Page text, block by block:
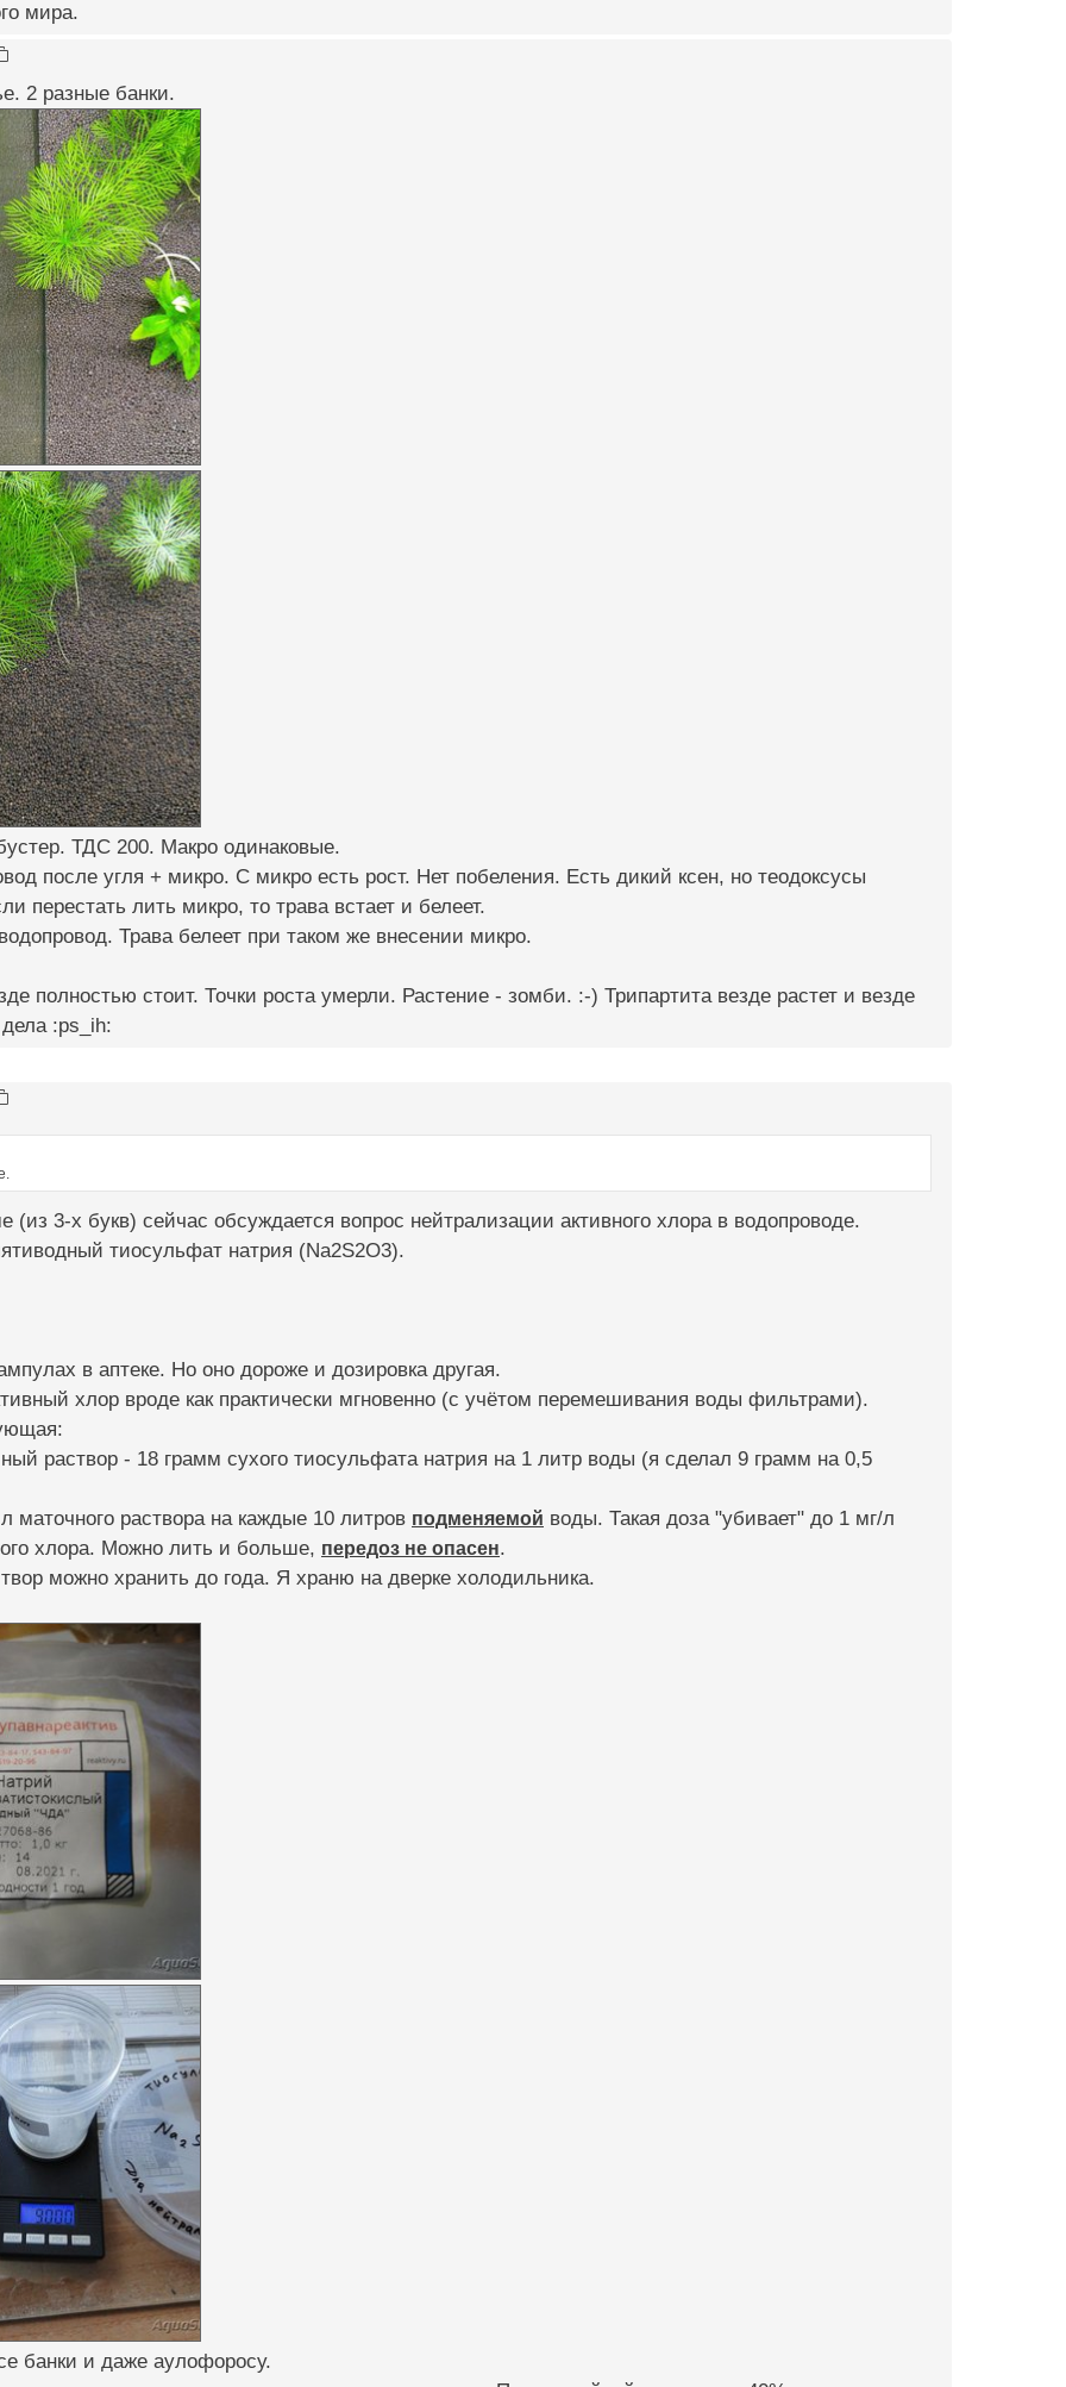
мира.
2 разные банки.
ТДС 200. Макро одинаковые.
после угля + микро. С микро есть рост. Нет побеления. Есть дикий ксен, но теодоксусы
перестать лить микро, то трава встает и белеет.
Трава белеет при таком же внесении микро.
полностью стоит. Точки роста умерли. Растение - зомби. :-) Трипартита везде растет и везде
:ps_ih:
3-х букв) сейчас обсуждается вопрос нейтрализации активного хлора в водопроводе.
тиосульфат натрия (Na2S2O3).
в аптеке. Но оно дороже и дозировка другая.
хлор вроде как практически мгновенно (с учётом перемешивания воды фильтрами).
раствор - 18 грамм сухого тиосульфата натрия на 1 литр воды (я сделал 9 грамм на 0,5
маточного раствора на каждые 10 литров подменяемой воды. Такая доза "убивает" до 1 мг/л
хлора. Можно лить и больше, передоз не опасен.
можно хранить до года. Я храню на дверке холодильника.
банки и даже аулофоросу.